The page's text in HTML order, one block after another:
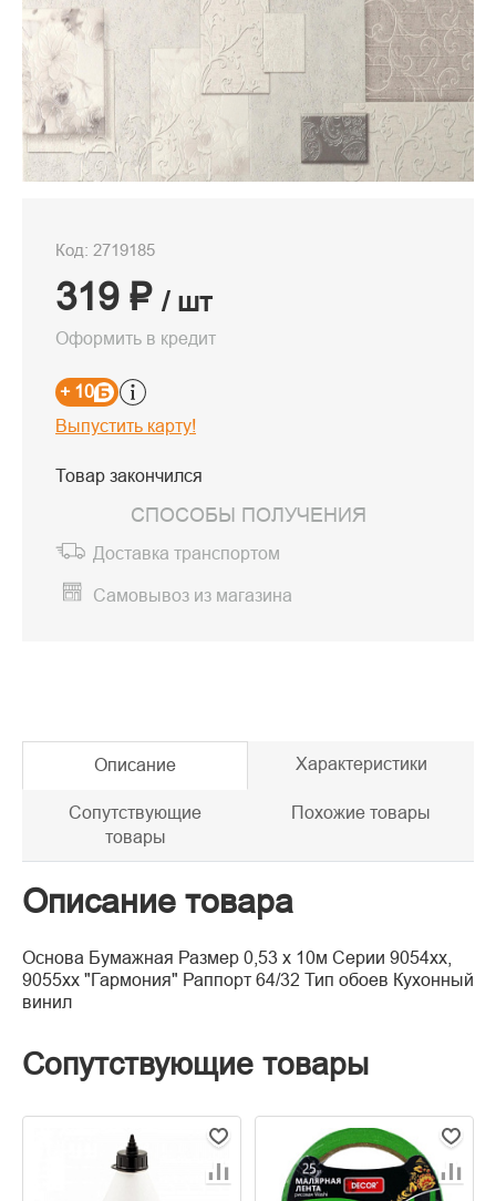
Код: 2719185
319 ₽ / шт
Оформить в кредит
+ 10
Выпустить карту!
Товар закончился
СПОСОБЫ ПОЛУЧЕНИЯ
Доставка транспортом
Самовывоз из магазина
Описание Характеристики
Сопутствующие
товары
Похожие товары
Описание товара
Основа Бумажная Размер 0,53 х 10м Серии 9054хх,
9055хх "Гармония" Раппорт 64/32 Тип обоев Кухонный
винил
Сопутствующие товары